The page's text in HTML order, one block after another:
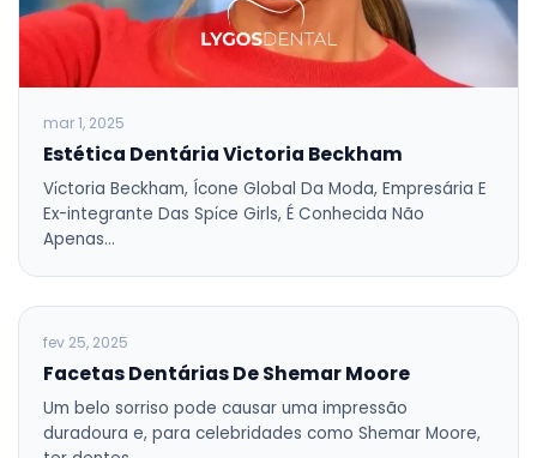
mar 1, 2025
Estética Dentária Victoria Beckham
Vi̇ctoria Beckham, Ícone Global Da Moda, Empresária E
Ex-integrante Das Spi̇ce Girls, É Conhecida Não
Apenas…
BLOG
fev 25, 2025
Facetas Dentárias De Shemar Moore
Um belo sorriso pode causar uma impressão
duradoura e, para celebridades como Shemar Moore,